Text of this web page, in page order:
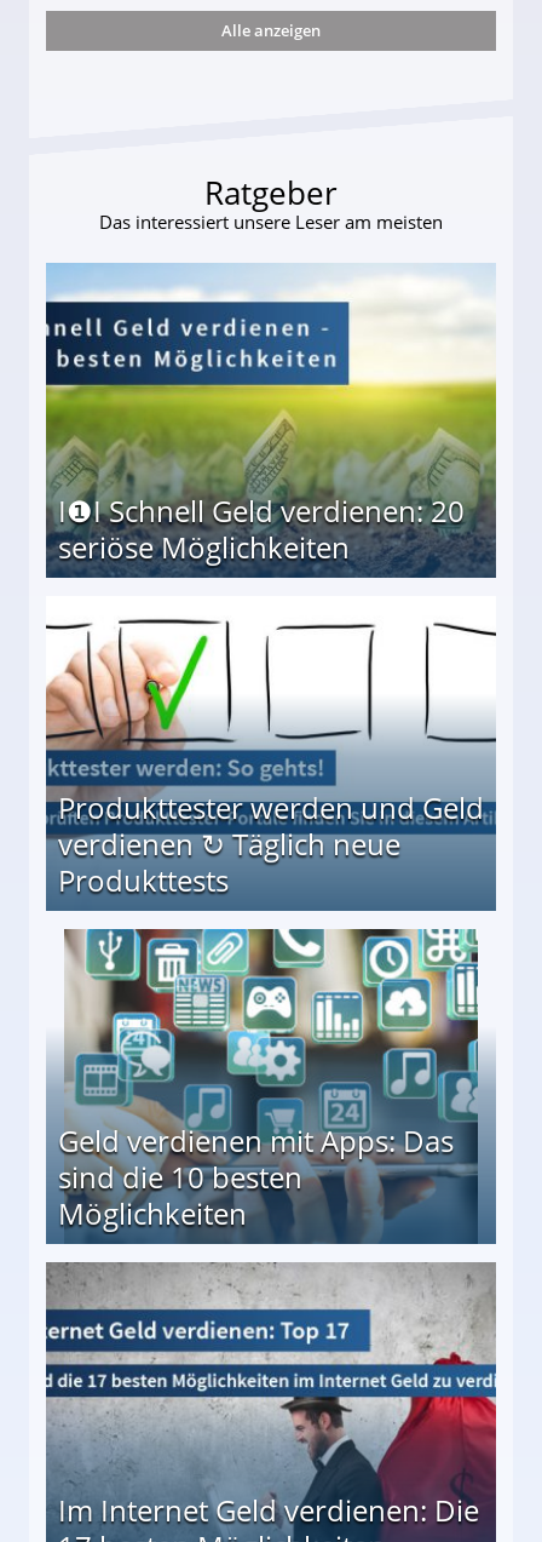
und wie viel?
Alle anzeigen
Ratgeber
Das interessiert unsere Leser am meisten
I❶I Schnell Geld verdienen: 20
seriöse Möglichkeiten
Produkttester werden und Geld
verdienen ↻ Täglich neue
Produkttests
↻ Täglich neue Produkttests
Geld verdienen mit Apps: Das
sind die 10 besten
Möglichkeiten
besten Möglichkeiten
Im Internet Geld verdienen: Die